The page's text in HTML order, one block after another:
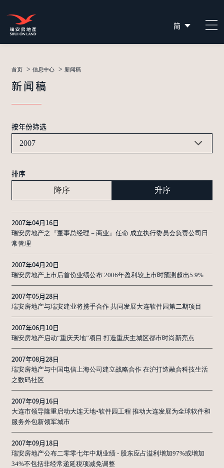
简
EN
首页 > 信息中心 > 新闻稿
新闻稿
按年份筛选
2007
排序
降序 升序
2007年04月16日
瑞安房地产之『董事总经理－商业』任命 成立执行委员会负责公司日
常管理
2007年04月20日
瑞安房地产上市后首份业绩公布 2006年盈利较上市时预测超出5.9%
2007年05月28日
瑞安房地产与瑞安建业将携手合作 共同发展大连软件园第二期项目
2007年06月10日
瑞安房地产启动“重庆天地”项目 打造重庆主城区都市时尚新亮点
2007年08月28日
瑞安房地产与中国电信上海公司建立战略合作 在沪打造融合科技生活
之数码社区
2007年09月16日
大连市领导隆重启动大连天地•软件园工程 推动大连发展为全球软件和
服务外包新领军城市
2007年09月18日
瑞安房地产公布二零零七年中期业绩 - 股东应占溢利增加97%或增加
34%不包括非经常递延税项减免调整